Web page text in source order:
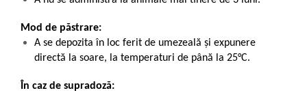
Mod de păstrare:
A se depozita în loc ferit de umezeală și expunere
directă la soare, la temperaturi de până la 25°C.
În caz de supradoză: